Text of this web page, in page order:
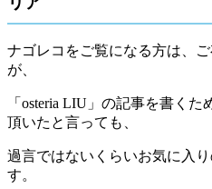
ナゴレコをご覧になる方は、
が、
「 osteria LIU」 の記事を書くた
頂いたと言っても、
過言ではないくらいお気に入
す。